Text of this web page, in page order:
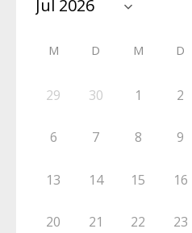
M D M D
29 30 1 2
6 7 8 9
13 14 15 16
20 21 22 23